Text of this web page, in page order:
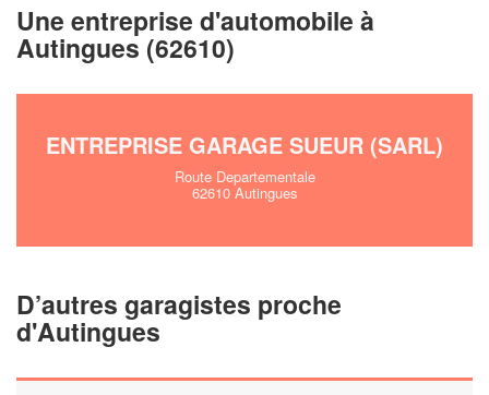
Une entreprise d'automobile à
Autingues (62610)
ENTREPRISE GARAGE SUEUR (SARL)
Route Departementale
62610 Autingues
D’autres garagistes proche
d'Autingues